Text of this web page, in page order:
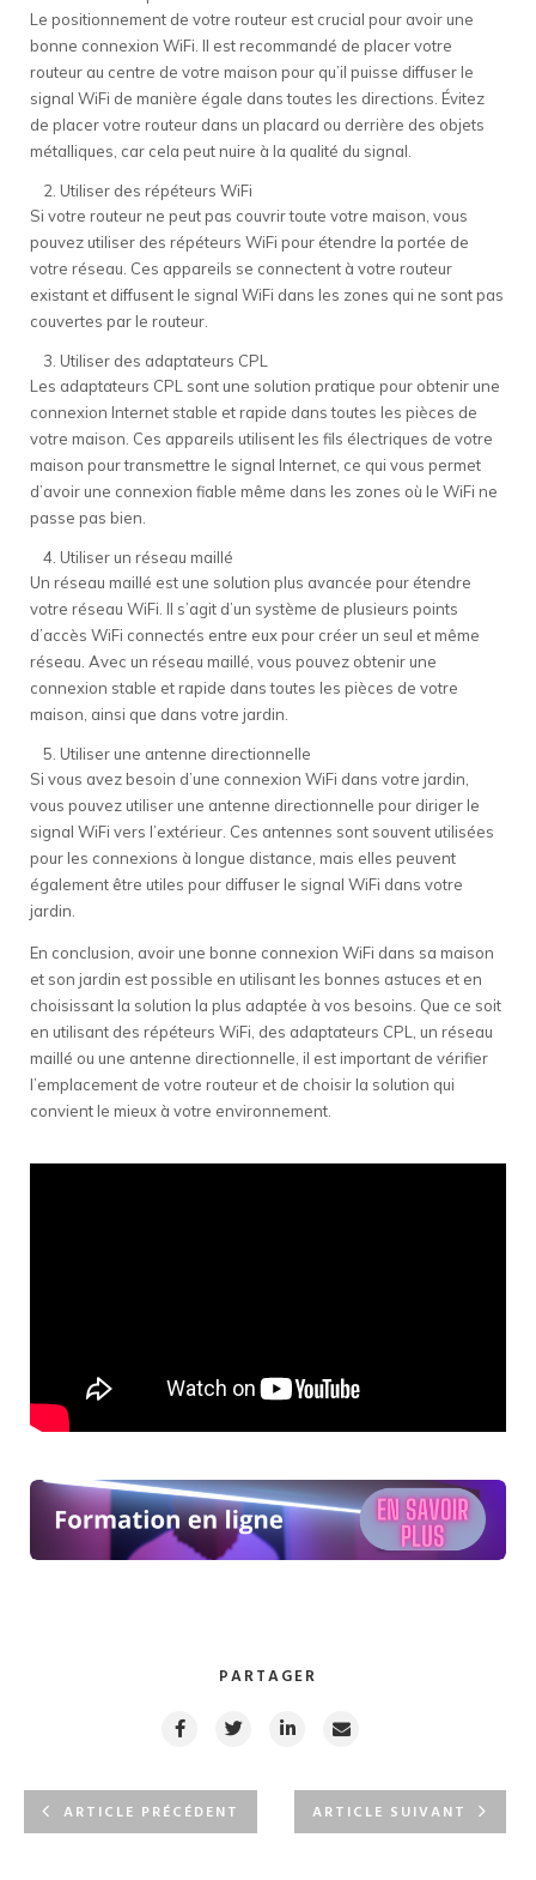
Le positionnement de votre routeur est crucial pour avoir une
bonne connexion WiFi. Il est recommandé de placer votre
routeur au centre de votre maison pour qu’il puisse diffuser le
signal WiFi de manière égale dans toutes les directions. Évitez
de placer votre routeur dans un placard ou derrière des objets
métalliques, car cela peut nuire à la qualité du signal.
Utiliser des répéteurs WiFi
Si votre routeur ne peut pas couvrir toute votre maison, vous
pouvez utiliser des répéteurs WiFi pour étendre la portée de
votre réseau. Ces appareils se connectent à votre routeur
existant et diffusent le signal WiFi dans les zones qui ne sont pas
couvertes par le routeur.
Utiliser des adaptateurs CPL
Les adaptateurs CPL sont une solution pratique pour obtenir une
connexion Internet stable et rapide dans toutes les pièces de
votre maison. Ces appareils utilisent les fils électriques de votre
maison pour transmettre le signal Internet, ce qui vous permet
d’avoir une connexion fiable même dans les zones où le WiFi ne
passe pas bien.
Utiliser un réseau maillé
Un réseau maillé est une solution plus avancée pour étendre
votre réseau WiFi. Il s’agit d’un système de plusieurs points
d’accès WiFi connectés entre eux pour créer un seul et même
réseau. Avec un réseau maillé, vous pouvez obtenir une
connexion stable et rapide dans toutes les pièces de votre
maison, ainsi que dans votre jardin.
Utiliser une antenne directionnelle
Si vous avez besoin d’une connexion WiFi dans votre jardin,
vous pouvez utiliser une antenne directionnelle pour diriger le
signal WiFi vers l’extérieur. Ces antennes sont souvent utilisées
pour les connexions à longue distance, mais elles peuvent
également être utiles pour diffuser le signal WiFi dans votre
jardin.
En conclusion, avoir une bonne connexion WiFi dans sa maison
et son jardin est possible en utilisant les bonnes astuces et en
choisissant la solution la plus adaptée à vos besoins. Que ce soit
en utilisant des répéteurs WiFi, des adaptateurs CPL, un réseau
maillé ou une antenne directionnelle, il est important de vérifier
l’emplacement de votre routeur et de choisir la solution qui
convient le mieux à votre environnement.
PARTAGER
ARTICLE PRÉCÉDENT ARTICLE SUIVANT